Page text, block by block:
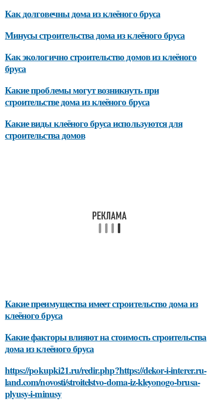
Как долговечны дома из клеёного бруса
Минусы строительства дома из клеёного бруса
Как экологично строительство домов из клеёного
бруса
Какие проблемы могут возникнуть при
строительстве дома из клеёного бруса
Какие виды клеёного бруса используются для
строительства домов
Какие преимущества имеет строительство дома из
клеёного бруса
Какие факторы влияют на стоимость строительства
дома из клеёного бруса
https://pokupki21.ru/redir.php?https://dekor-i-interer.ru-
land.com/novosti/stroitelstvo-doma-iz-kleyonogo-brusa-
plyusy-i-minusy